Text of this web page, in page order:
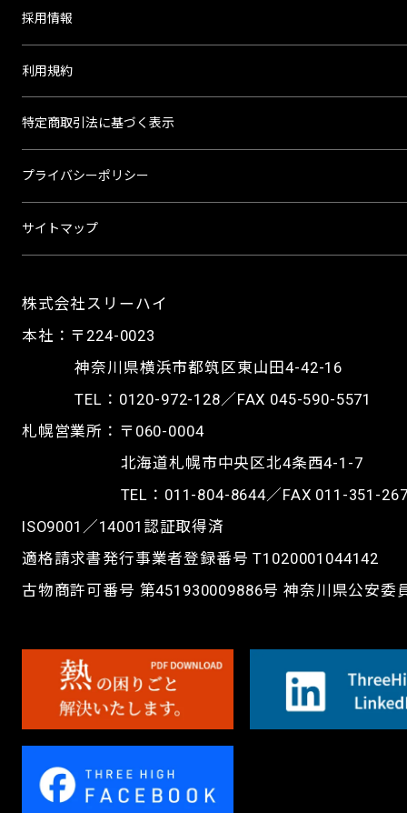
株式会社スリーハイ
本社：〒224-0023
神奈川県横浜市都筑区東山田4-42-16
TEL： 0120-972-128／FAX 045-590-5571
札幌営業所：〒060-0004
北海道札幌市中央区北4条西4-1-7
TEL： 011-804-8644／FAX 011-351-
ISO9001／14001認証取得済
適格請求書発行事業者登録番号 T1020001044142
古物商許可番号 第451930009886号 神奈川県公安委
採用情報
利用規約
特定商取引法に基づく表示
プライバシーポリシー
サイトマップ